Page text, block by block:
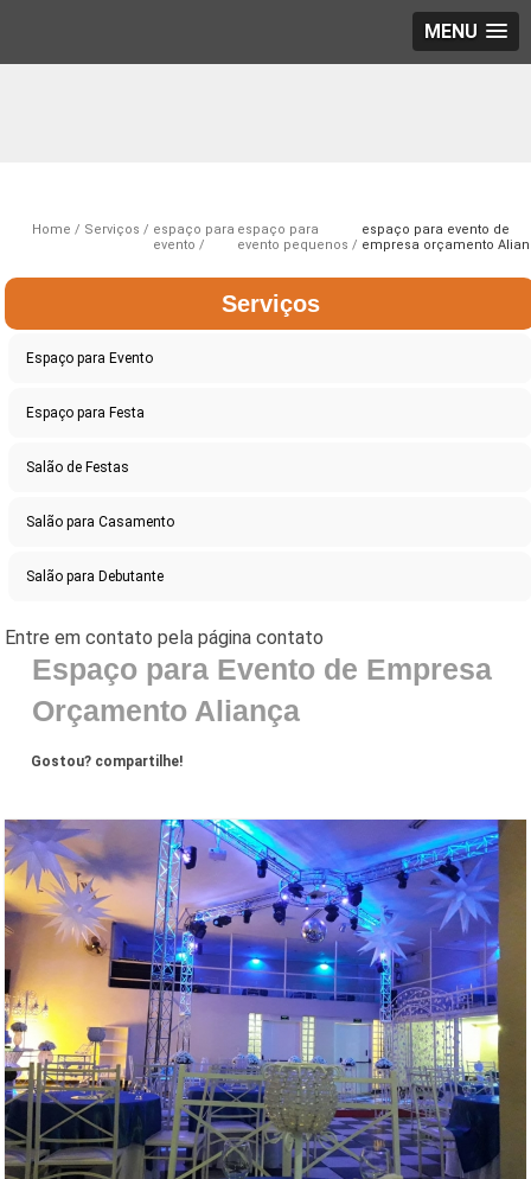
MENU
Home Serviços
espaço para
evento
espaço para
evento pequenos
espaço para evento de
empresa orçamento
Serviços
Espaço para Evento
Espaço para Festa
Salão de Festas
Salão para Casamento
Salão para Debutante
Espaço para Evento de Empresa
Orçamento Aliança
Gostou? compartilhe!